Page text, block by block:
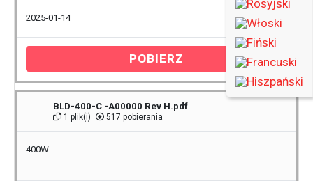
2025-01-14
POBIERZ
BLD-400-C -A00000 Rev H.pdf
1 plik(i) 517 pobierania
400W